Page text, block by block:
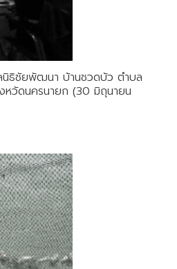
ธิชัยพัฒนา บ้านชวดบัว ตำบล
หวัดนครนายก (30 มิถุนายน